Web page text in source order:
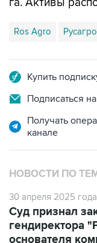
Ros Agro Русагро
Подписаться
Получать
НОВОСТИ ПО
30 апреля 2025 года
гендиректора
основателя